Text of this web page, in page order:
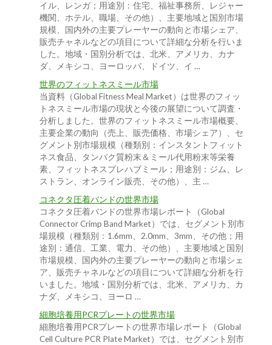
イル、レンガ；用途別：住宅、福祉事務所、レジャー
機関、ホテル、職場、その他）、主要地域と国別市場
規模、国内外の主要プレーヤーの動向と市場シェア、
販売チャネルなどの項目について詳細な分析を行いま
した。地域・国別分析では、北米、アメリカ、カナ
ダ、メキシコ、ヨーロッパ、ドイツ、イ …
世界のフィットネスミール市場
当資料（Global Fitness Meal Market）は世界のフィッ
トネスミール市場の現状と今後の展望について調査・
分析しました。世界のフィットネスミール市場概要、
主要企業の動向（売上、販売価格、市場シェア）、セ
グメント別市場規模（種類別：インスタントフィット
ネス食品、タンパク質粉末＆ミール代用粉末等栄養
素、フィットネスプレハブミール；用途別：ジム、レ
ストラン、オンライン販売、その他）、主 …
コネクタ圧着バンドの世界市場
コネクタ圧着バンドの世界市場レポート（Global
Connector Crimp Band Market）では、セグメント別市
場規模（種類別：1.6mm、2.0mm、3mm、その他；用
途別：通信、工業、電力、その他）、主要地域と国別
市場規模、国内外の主要プレーヤーの動向と市場シェ
ア、販売チャネルなどの項目について詳細な分析を行
いました。地域・国別分析では、北米、アメリカ、カ
ナダ、メキシコ、ヨーロ …
細胞培養用PCRプレートの世界市場
細胞培養用PCRプレートの世界市場レポート（Global
Cell Culture PCR Plate Market）では、セグメント別市